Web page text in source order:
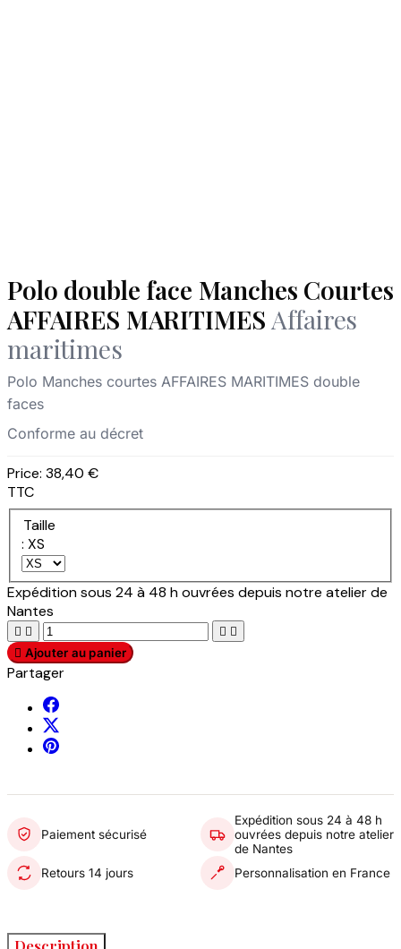
Polo double face Manches Courtes
AFFAIRES MARITIMES Affaires
maritimes
Polo Manches courtes AFFAIRES MARITIMES double
faces
Conforme au décret
Price: 38,40 €
TTC
Taille
: XS
Expédition sous 24 à 48 h ouvrées depuis notre atelier de
Nantes
   
 Ajouter au panier
Partager
Paiement sécurisé
Expédition sous 24 à 48 h
ouvrées depuis notre atelier
de Nantes
Retours 14 jours
Personnalisation en France
Description